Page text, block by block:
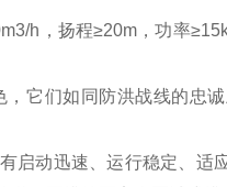
h，扬程≥20m，功率
它们如同防洪战线的忠
启动迅速、运行稳定、适